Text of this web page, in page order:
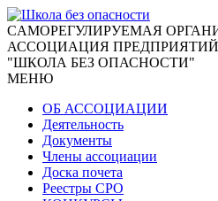
CАМОРЕГУЛИРУЕМАЯ
АССОЦИАЦИЯ
"ШКОЛА БЕЗ ОПАСНОСТИ"
МЕНЮ
ОБ АССОЦИАЦИИ
Деятельность
Документы
Члены ассоциации
Доска почета
Реестры СРО